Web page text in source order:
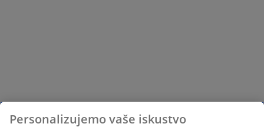
Personalizujemo vaše iskustvo